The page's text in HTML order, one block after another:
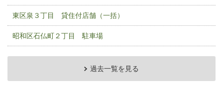
東区泉３丁目 貸住付店舗（一括）
昭和区石仏町２丁目 駐車場
過去一覧を見る